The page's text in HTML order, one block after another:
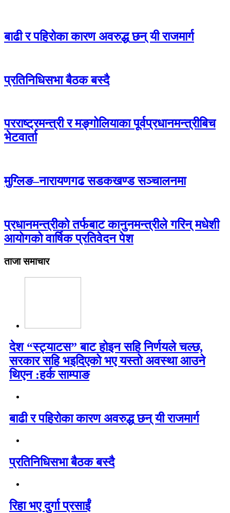
बाढी र पहिरोका कारण अवरुद्ध छन् यी राजमार्ग
प्रतिनिधिसभा बैठक बस्दै
परराष्ट्रमन्त्री र मङ्गोलियाका पूर्वप्रधानमन्त्रीबिच
भेटवार्ता
मुग्लिङ–नारायणगढ सडकखण्ड सञ्चालनमा
प्रधानमन्त्रीको तर्फबाट कानुनमन्त्रीले गरिन् मधेशी
आयोगको वार्षिक प्रतिवेदन पेश
ताजा समाचार
देश “स्ट्याटस” बाट होइन सहि निर्णयले चल्छ,
सरकार सहि भइदिएको भए यस्तो अवस्था आउने
थिएन :हर्क साम्पाङ
बाढी र पहिरोका कारण अवरुद्ध छन् यी राजमार्ग
प्रतिनिधिसभा बैठक बस्दै
रिहा भए दुर्गा प्रसाईं